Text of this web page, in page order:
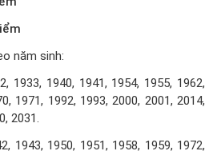
năm sinh:
1933, 1940, 1941, 1954, 1955, 1962,
1971, 1992, 1993, 2000, 2001, 2014,
2031.
1943, 1950, 1951, 1958, 1959, 1972,